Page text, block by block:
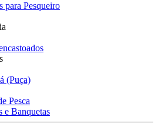
para Pesqueiro
(Puça)
Pesca
e Banquetas